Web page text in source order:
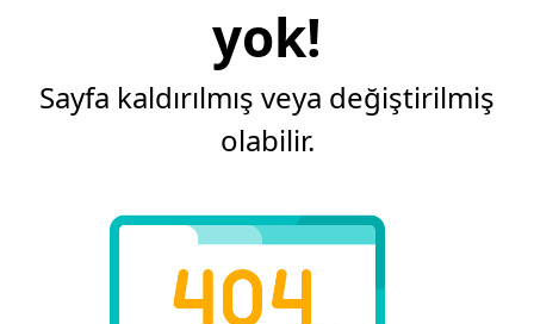
yok!
Sayfa kaldırılmış veya değiştirilmiş
olabilir.